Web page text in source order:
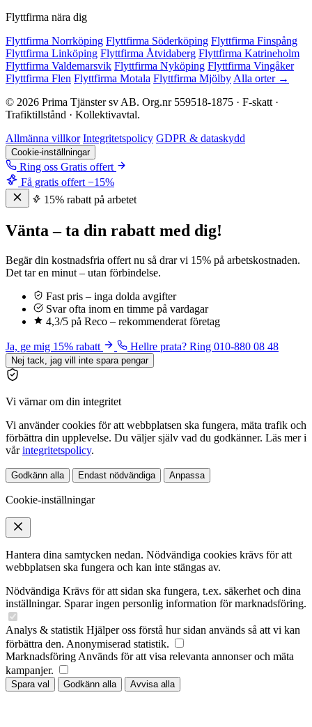
Flyttfirma nära dig
Flyttfirma Norrköping Flyttfirma Söderköping Flyttfirma Finspång
Flyttfirma Linköping Flyttfirma Åtvidaberg Flyttfirma Katrineholm
Flyttfirma Valdemarsvik Flyttfirma Nyköping Flyttfirma Vingåker
Flyttfirma Flen Flyttfirma Motala Flyttfirma Mjölby Alla orter →
© 2026 Prima Tjänster sv AB. Org.nr 559518-1875 · F-skatt ·
Trafiktillstånd · Kollektivavtal.
Allmänna villkor Integritetspolicy GDPR & dataskydd
Cookie-inställningar
Ring oss Gratis offert
Få gratis offert −15%
15% rabatt på arbetet
Vänta – ta din rabatt med dig!
Begär din kostnadsfria offert nu så drar vi 15% på arbetskostnaden.
Det tar en minut – utan förbindelse.
Fast pris – inga dolda avgifter
Svar ofta inom en timme på vardagar
4,3/5 på Reco – rekommenderat företag
Ja, ge mig 15% rabatt Hellre prata? Ring 010-880 08 48
Nej tack, jag vill inte spara pengar
Vi värnar om din integritet
Vi använder cookies för att webbplatsen ska fungera, mäta trafik och
förbättra din upplevelse. Du väljer själv vad du godkänner. Läs mer i
vårintegritetspolicy.
Godkänn alla Endast nödvändiga Anpassa
Cookie-inställningar
Hantera dina samtycken nedan. Nödvändiga cookies krävs för att
webbplatsen ska fungera och kan inte stängas av.
Nödvändiga Krävs för att sidan ska fungera, t.ex. säkerhet och dina
inställningar. Sparar ingen personlig information för marknadsföring.
Analys & statistik Hjälper oss förstå hur sidan används så att vi kan
förbättra den. Anonymiserad statistik.
Marknadsföring Används för att visa relevanta annonser och mäta
kampanjer.
Spara val Godkänn alla Avvisa alla